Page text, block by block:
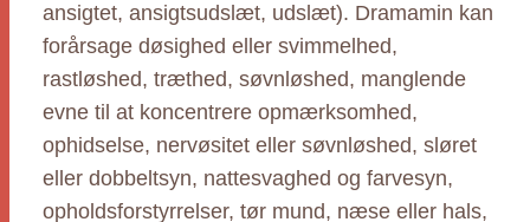
ansigtet, ansigtsudslæt, udslæt). Dramamin kan
forårsage døsighed eller svimmelhed,
rastløshed, træthed, søvnløshed, manglende
evne til at koncentrere opmærksomhed,
ophidselse, nervøsitet eller søvnløshed, sløret
eller dobbeltsyn, nattesvaghed og farvesyn,
opholdsforstyrrelser, tør mund, næse eller hals,